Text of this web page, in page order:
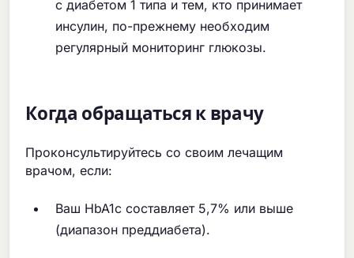
с диабетом 1 типа и тем, кто принимает
инсулин, по-прежнему необходим
регулярный мониторинг глюкозы.
Когда обращаться к врачу
Проконсультируйтесь со своим лечащим
врачом, если:
Ваш HbA1c составляет 5,7% или выше
(диапазон преддиабета).